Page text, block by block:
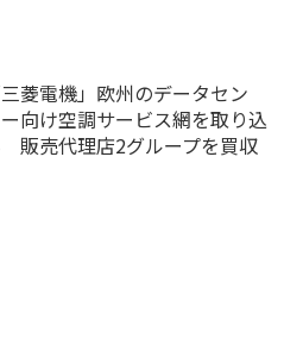
三菱電機」欧州のデータセン
向け空調サービス網を取り込
販売代理店2グループを買収